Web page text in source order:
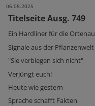
06.08.2025
Titelseite Ausg. 749
Ein Hardliner für die Ortenau
Signale aus der Pflanzenwelt
"Sie verbiegen sich nicht"
Verjüngt euch!
Heute wie gestern
Sprache schafft Fakten